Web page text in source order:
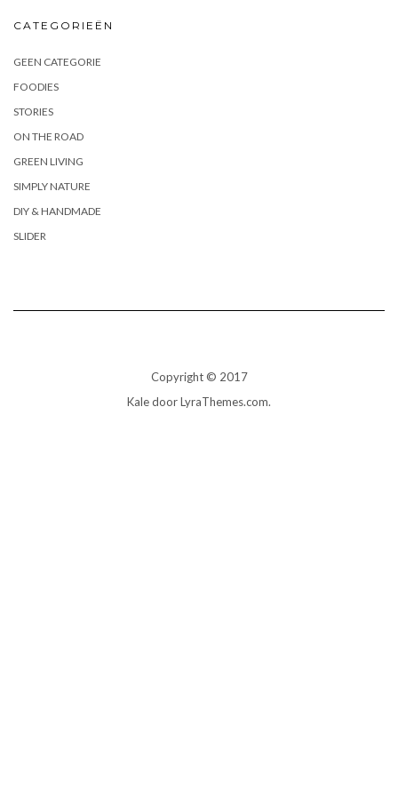
CATEGORIEËN
GEEN CATEGORIE
FOODIES
STORIES
ON THE ROAD
GREEN LIVING
SIMPLY NATURE
DIY & HANDMADE
SLIDER
Copyright © 2017
Kaledoor LyraThemes.com.